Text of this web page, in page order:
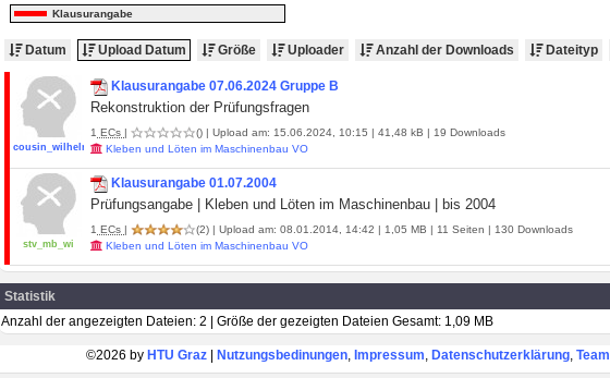
Klausurangabe
Datum Upload Datum Größe Uploader Anzahl der Downloads Dateityp
cousin_wilhelm
Klausurangabe 07.06.2024 Gruppe B
Rekonstruktion der Prüfungsfragen
1 ECs | () | Upload am: 15.06.2024, 10:15 | 41,48 kB | 19 Downloads
Kleben und Löten im Maschinenbau VO
stv_mb_wi
Klausurangabe 01.07.2004
Prüfungsangabe | Kleben und Löten im Maschinenbau | bis 2004
1 ECs | (2) | Upload am: 08.01.2014, 14:42 | 1,05 MB | 11 Seiten | 130 Downloads
Kleben und Löten im Maschinenbau VO
Statistik
Anzahl der angezeigten Dateien: 2 | Größe der gezeigten Dateien Gesamt: 1,09 MB
©2026 by HTU Graz| Nutzungsbedinungen, Impressum, Datenschutzerklärung, Team